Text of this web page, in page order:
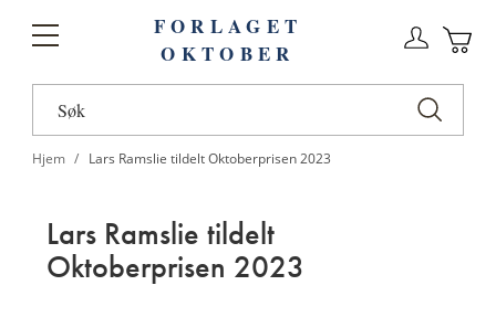
Toggle
FORLAGET
OKTOBER
Hjem Lars Ramslie tildelt Oktoberprisen 2023
Lars Ramslie tildelt
Oktoberprisen 2023